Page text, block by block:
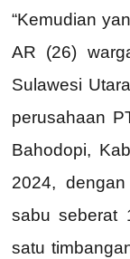
“Kemudian
AR (26)
Sulawesi
perusahaan
Bahodopi,
2024,
sabu seberat
satu